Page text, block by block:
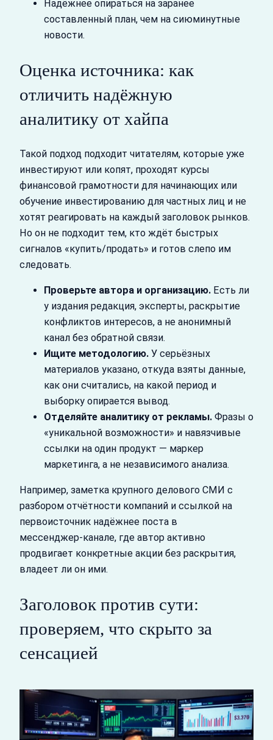
Надёжнее опираться на заранее
составленный план, чем на сиюминутные
новости.
Оценка источника: как
отличить надёжную
аналитику от хайпа
Такой подход подходит читателям, которые уже
инвестируют или копят, проходят курсы
финансовой грамотности для начинающих или
обучение инвестированию для частных лиц и не
хотят реагировать на каждый заголовок рынков.
Но он не подходит тем, кто ждёт быстрых
сигналов «купить/продать» и готов слепо им
следовать.
Проверьте автора и организацию. Есть ли
у издания редакция, эксперты, раскрытие
конфликтов интересов, а не анонимный
канал без обратной связи.
Ищите методологию. У серьёзных
материалов указано, откуда взяты данные,
как они считались, на какой период и
выборку опирается вывод.
Отделяйте аналитику от рекламы. Фразы о
«уникальной возможности» и навязчивые
ссылки на один продукт — маркер
маркетинга, а не независимого анализа.
Например, заметка крупного делового СМИ с
разбором отчётности компаний и ссылкой на
первоисточник надёжнее поста в
мессенджер‑канале, где автор активно
продвигает конкретные акции без раскрытия,
владеет ли он ими.
Заголовок против сути:
проверяем, что скрыто за
сенсацией